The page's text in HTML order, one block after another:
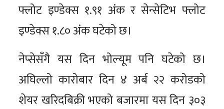
फ्लोट इण्डेक्स १.९१ अंक र सेन्सेटिभ फ्लोट
इण्डेक्स १.८० अंक घटेको छ।
नेप्सेसँगै यस दिन भोल्यूम पनि घटेको छ।
अघिल्लो कारोबार दिन ४ अर्ब २२ करोडको
शेयर खरिदबिक्री भएको बजारमा यस दिन ३०३